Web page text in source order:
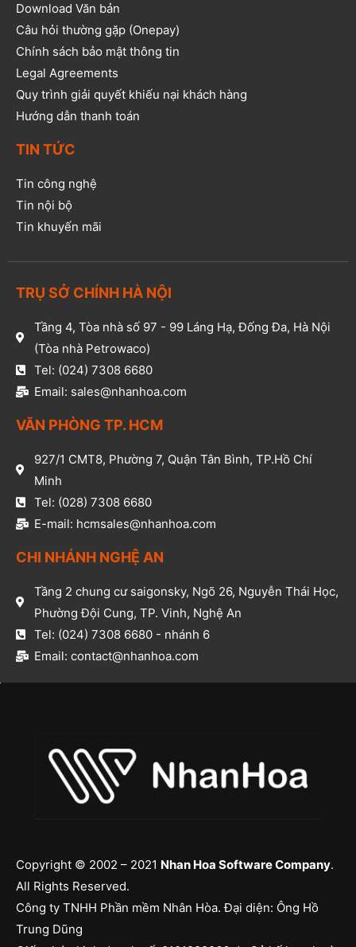
Download Văn bản
Câu hỏi thường gặp (Onepay)
Chính sách bảo mật thông tin
Legal Agreements
Quy trình giải quyết khiếu nại khách hàng
Hướng dẫn thanh toán
TIN TỨC
Tin công nghệ
Tin nội bộ
Tin khuyến mãi
TRỤ SỞ CHÍNH HÀ NỘI
Tầng 4, Tòa nhà số 97 - 99 Láng Hạ, Đống Đa, Hà Nội
(Tòa nhà Petrowaco)
Tel: (024) 7308 6680
Email: sales@nhanhoa.com
VĂN PHÒNG TP. HCM​
927/1 CMT8, Phường 7, Quận Tân Bình, TP.Hồ Chí
Minh​
Tel: (028) 7308 6680​
E-mail: hcmsales@nhanhoa.com​
CHI NHÁNH NGHỆ AN​
Tầng 2 chung cư saigonsky, Ngõ 26, Nguyễn Thái Học,
Phường Đội Cung, TP. Vinh, Nghệ An​
Tel: (024) 7308 6680 - nhánh 6​
Email: contact@nhanhoa.com​
Copyright © 2002 – 2021 Nhan Hoa Software Company.
All Rights Reserved.
Công ty TNHH Phần mềm Nhân Hòa. Đại diện: Ông Hồ
Trung Dũng